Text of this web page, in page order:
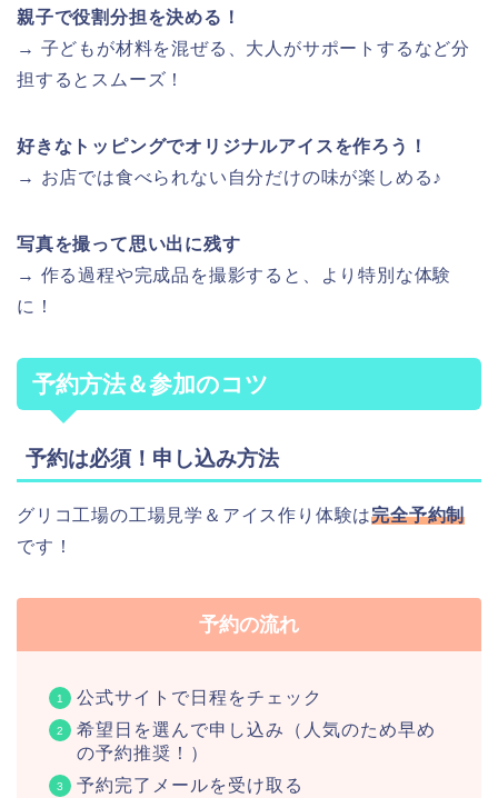
親子で役割分担を決める！
→ 子どもが材料を混ぜる、大人がサポートするなど分
担するとスムーズ！
好きなトッピングでオリジナルアイスを作ろう！
→ お店では食べられない自分だけの味が楽しめる♪
写真を撮って思い出に残す
→ 作る過程や完成品を撮影すると、より特別な体験
に！
予約方法＆参加のコツ
予約は必須！申し込み方法
グリコ工場の工場見学＆アイス作り体験は完全予約制
です！
予約の流れ
公式サイトで日程をチェック
希望日を選んで申し込み（人気のため早め
の予約推奨！）
予約完了メールを受け取る